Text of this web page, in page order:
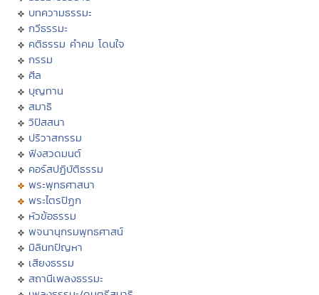
บทความธรรมะ
กวีธรรมะ
คติธรรม คำคม โดนใจ
กรรม
ศีล
บุญทาน
สมาธิ
วิปัสสนา
ปริวาสกรรม
ฟังสวดมนต์
คอร์สปฏิบัติธรรม
พระพุทธศาสนา
พระไตรปิฏก
หัวข้อธรรม
พจนานุกรมพุทธศาสน์
มิลินทปัญหา
เสียงธรรม
สถานีเพลงธรรมะ